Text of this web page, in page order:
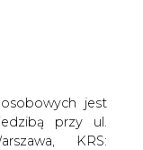
A A
jest
przy ul.
KRS: